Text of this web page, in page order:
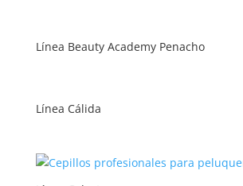
Línea Beauty Academy Penacho
Línea Cálida